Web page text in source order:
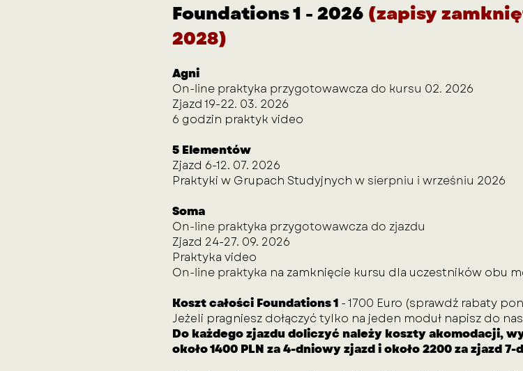
Foundations 1 - 2026 (zapisy
2028)
Agni
On-line praktyka przygotowawcza do kursu 02. 2026
Zjazd 19-22. 03. 2026
6 godzin praktyk video
5 Elementów
Zjazd 6-12. 07. 2026
Praktyki w Grupach Studyjnych w sierpniu i wrześniu 2026
Soma
On-line praktyka przygotowawcza do zjazdu
Zjazd 24-27. 09. 2026
Praktyka video
On-line praktyka na zamknięcie kursu dla uczestników obu
Koszt całości Foundations 1 - 1700 Euro (sprawdź rabaty
Jeżeli pragniesz dołączyć tylko na jeden moduł napisz do
Do każdego zjazdu doliczyć należy koszty akomodacji,
około 1400 PLN za 4-dniowy zjazd i około 2200 za zjazd